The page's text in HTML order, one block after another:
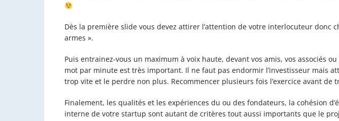
Dès la première slide vous devez attirer l’attention de votre interlocuteur donc
armes ».
Puis entrainez-vous un maximum à voix haute, devant vos amis, vos associés
mot par minute est très important. Il ne faut pas endormir l’investisseur mais
trop vite et le perdre non plus. Recommencer plusieurs fois l’exercice avant de
Finalement, les qualités et les expériences du ou des fondateurs, la cohésion
interne de votre startup sont autant de critères tout aussi importants que le